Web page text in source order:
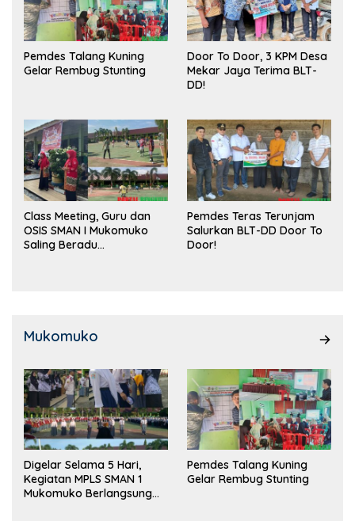
Pemdes Talang Kuning
Gelar Rembug Stunting
Door To Door, 3 KPM Desa
Mekar Jaya Terima BLT-
DD!
Class Meeting, Guru dan
OSIS SMAN I Mukomuko
Saling Beradu
Pemdes Teras Terunjam
Salurkan BLT-DD Door To
Door!
Mukomuko
Digelar Selama 5 Hari,
Kegiatan MPLS SMAN 1
Mukomuko Berlangsung
Pemdes Talang Kuning
Gelar Rembug Stunting